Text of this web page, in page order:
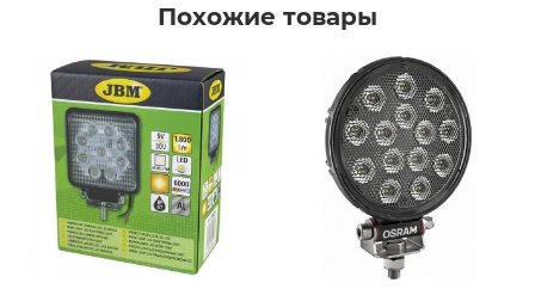
Похожие товары